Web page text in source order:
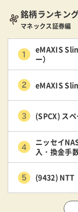
銘柄ランキン
マネックス証券編
eMAXIS
ー）
eMAXIS
(SPCX) ス
ニッセイ
入・換金手
(9432) NTT